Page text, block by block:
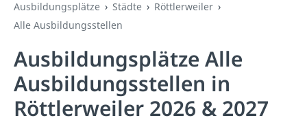
Ausbildungsplätze Städte
Röttlerweiler
Alle Ausbildungsstellen
Ausbildungsplätze Alle
Ausbildungsstellen in
Röttlerweiler 2026 & 2027